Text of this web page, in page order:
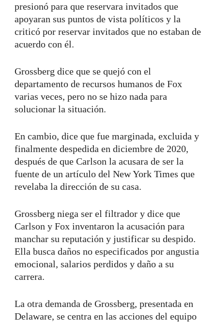
presionó para que reservara invitados que
apoyaran sus puntos de vista políticos y la
criticó por reservar invitados que no estaban de
acuerdo con él.
Grossberg dice que se quejó con el
departamento de recursos humanos de Fox
varias veces, pero no se hizo nada para
solucionar la situación.
En cambio, dice que fue marginada, excluida y
finalmente despedida en diciembre de 2020,
después de que Carlson la acusara de ser la
fuente de un artículo del New York Times que
revelaba la dirección de su casa.
Grossberg niega ser el filtrador y dice que
Carlson y Fox inventaron la acusación para
manchar su reputación y justificar su despido.
Ella busca daños no especificados por angustia
emocional, salarios perdidos y daño a su
carrera.
La otra demanda de Grossberg, presentada en
Delaware, se centra en las acciones del equipo